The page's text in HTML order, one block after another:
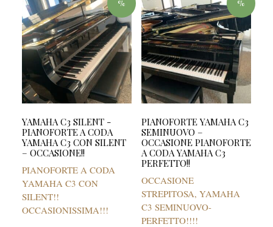
%
YAMAHA C3 SILENT -
PIANOFORTE A CODA
YAMAHA C3 CON SILENT
– OCCASIONE!!
PIANOFORTE A CODA
YAMAHA C3 CON
SILENT!!
OCCASIONISSIMA!!!
%
PIANOFORTE YAMAHA C3
SEMINUOVO –
OCCASIONE PIANOFORTE
A CODA YAMAHA C3
PERFETTO!!
OCCASIONE
STREPITOSA, YAMAHA
C3 SEMINUOVO-
PERFETTO!!!!